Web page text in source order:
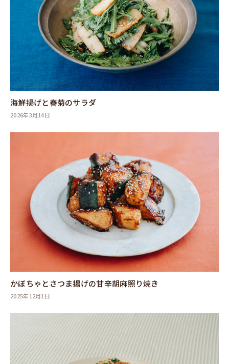
海鮮揚げと春菊のサラダ
2026年3月14日
かぼちゃとさつま揚げの甘辛胡麻照り焼き
2025年12月1日